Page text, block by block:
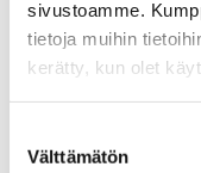
sivustoamme.
tietoja muihin
kerätty, kun olet
valinta
Välttämätön
---